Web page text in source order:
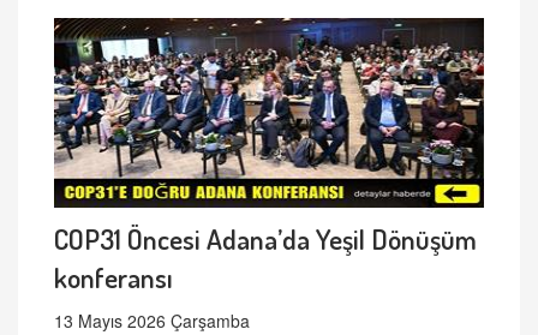
COP31 Öncesi Adana’da Yeşil Dönüşüm
konferansı
13 Mayıs 2026 Çarşamba